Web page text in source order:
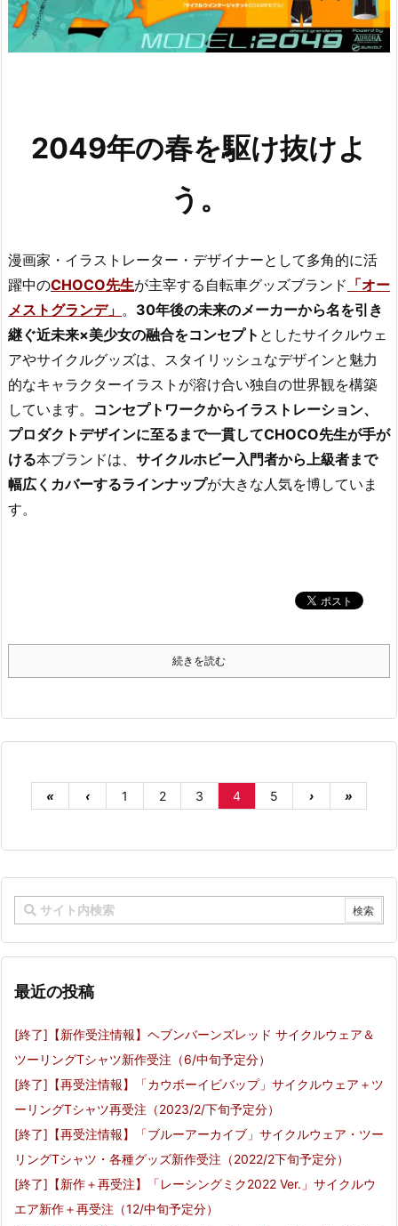
2049年の春を駆け抜けよ
う。
漫画家・イラストレーター・デザイナーとして多角的に活
躍中のCHOCO先生が主宰する自転車グッズブランド 「オー
メストグランデ」 。 30年後の未来のメーカーから名を引き
継ぐ近未来×美少女の融合をコンセプト としたサイクルウェ
アやサイクルグッズは、スタイリッシュなデザインと魅力
的なキャラクターイラストが溶け合い独自の世界観を構築
しています。 コンセプトワークからイラストレーション、
プロダクトデザインに至るまで一貫してCHOCO先生が手が
ける本ブランドは、 サイクルホビー入門者から上級者まで
幅広くカバーするラインナップが大きな人気を博していま
す。
続きを読む
« ‹ 1 2 3 4 5 › »
最近の投稿
[終了]【新作受注情報】ヘブンバーンズレッド サイクルウェア＆
ツーリングTシャツ新作受注（6/中旬予定分）
[終了]【再受注情報】「カウボーイビバップ」サイクルウェア＋ツ
ーリングTシャツ再受注（2023/2/下旬予定分）
[終了]【再受注情報】「ブルーアーカイブ」サイクルウェア・ツー
リングTシャツ・各種グッズ新作受注（2022/2下旬予定分）
[終了]【新作＋再受注】「レーシングミク2022 Ver.」サイクルウ
エア新作＋再受注（12/中旬予定分）